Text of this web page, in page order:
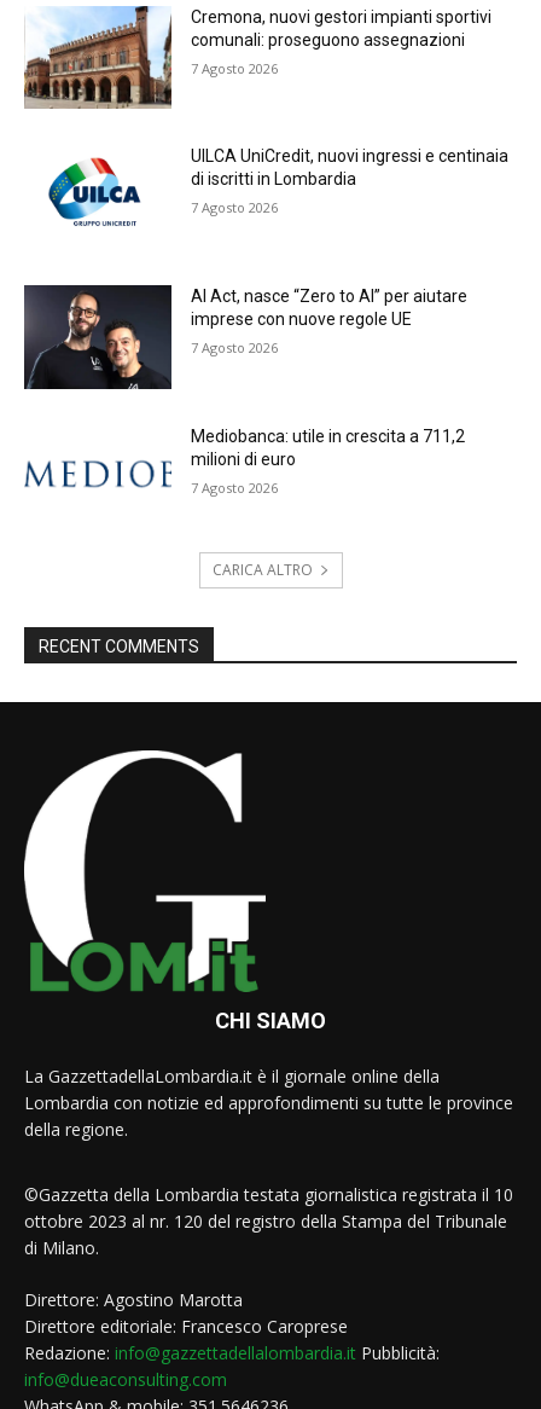
Cremona, nuovi gestori impianti sportivi
comunali: proseguono assegnazioni
7 Agosto 2026
UILCA UniCredit, nuovi ingressi e centinaia
di iscritti in Lombardia
7 Agosto 2026
AI Act, nasce “Zero to AI” per aiutare
imprese con nuove regole UE
7 Agosto 2026
Mediobanca: utile in crescita a 711,2
milioni di euro
7 Agosto 2026
CARICA ALTRO
RECENT COMMENTS
CHI SIAMO
La GazzettadellaLombardia.it è il giornale online della
Lombardia con notizie ed approfondimenti su tutte le province
della regione.
©Gazzetta della Lombardia testata giornalistica registrata il 10
ottobre 2023 al nr. 120 del registro della Stampa del Tribunale
di Milano.
Direttore: Agostino Marotta
Direttore editoriale: Francesco Caroprese
Redazione: info@gazzettadellalombardia.it Pubblicità:
info@dueaconsulting.com